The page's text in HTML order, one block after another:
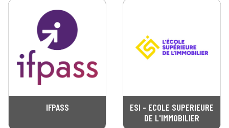
IFPASS
ESI - ECOLE SUPERIEURE
DE L'IMMOBILIER